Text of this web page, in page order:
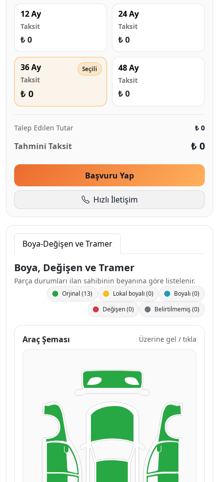
12 Ay
Taksit
₺ 0
24 Ay
Taksit
₺ 0
36 Ay
Taksit
₺ 0
48 Ay
Taksit
₺ 0
Talep Edilen Tutar ₺ 0
Tahmini Taksit ₺ 0
Başvuru Yap
Hızlı İletişim
Boya-Değişen ve Tramer
Boya, Değişen ve Tramer
Parça durumları ilan sahibinin beyanına göre listelenir.
Orjinal (13) Lokal boyalı (0)
Boyalı (0)
Değişen (0)
Belirtilmemiş (0)
Araç Şeması Üzerine gel / tıkla